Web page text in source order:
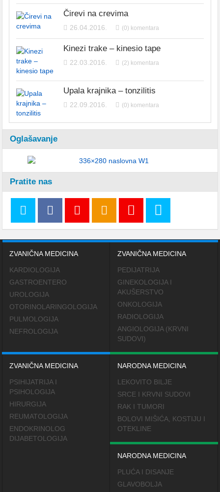
Čirevi na crevima
26.04.2016. (0) komentara
Kinezi trake – kinesio tape
22.03.2016. (2) komentara
Upala krajnika – tonzilitis
22.09.2016. (0) komentara
Oglašavanje
Pratite nas
ZVANIČNA MEDICINA
KARDIOLOGIJA
GASTROENTERO
UROLOGIJA
OTORINOLARINGOLOGIJA
PULMOLOGIJA
NEFROLOGIJA
ZVANIČNA MEDICINA
PEDIJATRIJA
GINEKOLOGIJA I
AKUŠERSTVO
ONKOLOGIJA
RADIOLOGIJA
ANGIOLOGIJA (KRVNI
SUDOVI)
ZVANIČNA MEDICINA
PSIHIJATRIJA I
PSIHOLOGIJA
HIRURGIJA
REUMATOLOGIJA
ENDOKRINOLOG
DIJABETOLOGIJA
NARODNA MEDICINA
LEKOVITO BILJE
SRCE I KRVNI SUDOVI
RAK I TUMORI
BOLOVI MIŠIĆA, KOSTIJU I
OTEKLINE
NARODNA MEDICINA
PLUĆA I DISANJE
GLAVOBOLJA